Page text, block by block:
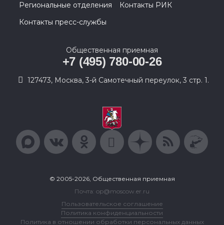
Региональные отделения
Контакты РИК
Контакты пресс-службы
Общественная приемная
+7 (495) 780-00-26
127473, Москва, 3-й Самотечный переулок, 3 стр. 1.
© 2005-2026, Общественная приемная
Почта: op@moscow.er.ru
Пользовательское соглашение
Политика конфиденциальности
Политика в отношении обработки персональных данных